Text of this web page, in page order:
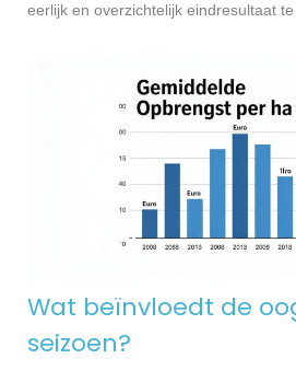
eerlijk en overzichtelijk eindresultaat
Wat beïnvloedt de
seizoen?